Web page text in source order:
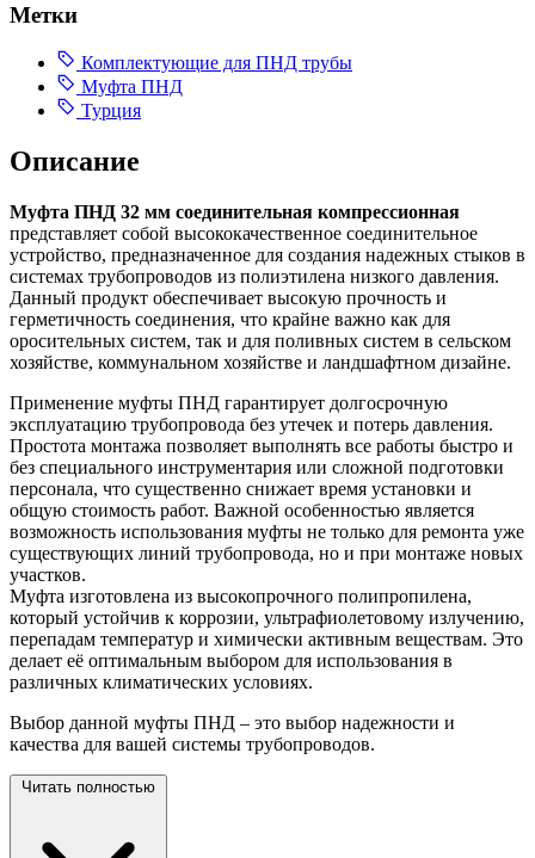
Метки
Комплектующие для ПНД трубы
Муфта ПНД
Турция
Описание
Муфта ПНД 32 мм соединительная компрессионная
представляет собой высококачественное соединительное
устройство, предназначенное для создания надежных стыков в
системах трубопроводов из полиэтилена низкого давления.
Данный продукт обеспечивает высокую прочность и
герметичность соединения, что крайне важно как для
оросительных систем, так и для поливных систем в сельском
хозяйстве, коммунальном хозяйстве и ландшафтном дизайне.
Применение муфты ПНД гарантирует долгосрочную
эксплуатацию трубопровода без утечек и потерь давления.
Простота монтажа позволяет выполнять все работы быстро и
без специального инструментария или сложной подготовки
персонала, что существенно снижает время установки и
общую стоимость работ. Важной особенностью является
возможность использования муфты не только для ремонта уже
существующих линий трубопровода, но и при монтаже новых
участков.
Муфта изготовлена из высокопрочного полипропилена,
который устойчив к коррозии, ультрафиолетовому излучению,
перепадам температур и химически активным веществам. Это
делает её оптимальным выбором для использования в
различных климатических условиях.
Выбор данной муфты ПНД – это выбор надежности и
качества для вашей системы трубопроводов.
Читать полностью